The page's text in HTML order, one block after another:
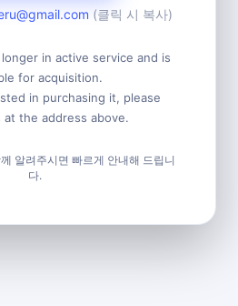
(클릭 시 복사)
in active service and is
for acquisition.
in purchasing it, please
at the address above.
알려주시면 빠르게 안내해 드립니
다.